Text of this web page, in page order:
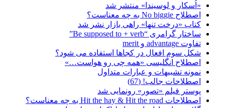
«اُسکار و لوسیندا» منتشر شد
اصطلاح No biggie به چه معناست؟
کتاب «درخت تنها» راهی بازار نشر شد
ساختار گرامری “Be supposed to + verb”
تفاوت advantage و merit
شکل سوم افعال در کجاها استفاده می شود؟
اصطلاح انگلیسی «همه چی رو هواست…»
نمونه تشبیهات و عبارات متداول
اصطلاحات جالب! (67)
پوستر فیلم «تصور» رونمایی شد
اصطلاحات Hit the hay & Hit the road به چه معناست؟